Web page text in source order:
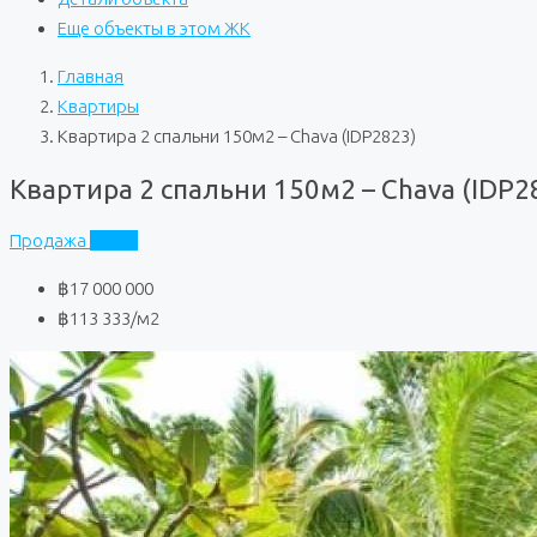
Еще объекты в этом ЖК
Главная
Квартиры
Квартира 2 спальни 150м2 – Chava (IDP2823)
Квартира 2 спальни 150м2 – Chava
Продажа
฿17 000 000
฿113 333/м2